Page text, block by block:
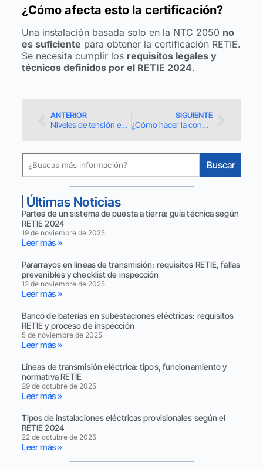
¿Cómo afecta esto la certificación?
Una instalación basada solo en la NTC 2050 no
es suficiente para obtener la certificación RETIE.
Se necesita cumplir los requisitos legales y
técnicos definidos por el RETIE 2024.
ANTERIOR
Niveles de tensión en Colombia según RETIE 2024
SIGUIENTE
¿Cómo hacer la consulta de un dictamen RETIE en 2025?
Buscar
Últimas Noticias
Partes de un sistema de puesta a tierra: guía técnica según
RETIE 2024
19 de noviembre de 2025
Leer más »
Pararrayos en líneas de transmisión: requisitos RETIE, fallas
prevenibles y checklist de inspección
12 de noviembre de 2025
Leer más »
Banco de baterías en subestaciones eléctricas: requisitos
RETIE y proceso de inspección
5 de noviembre de 2025
Leer más »
Líneas de transmisión eléctrica: tipos, funcionamiento y
normativa RETIE
29 de octubre de 2025
Leer más »
Tipos de instalaciones eléctricas provisionales según el
RETIE 2024
22 de octubre de 2025
Leer más »